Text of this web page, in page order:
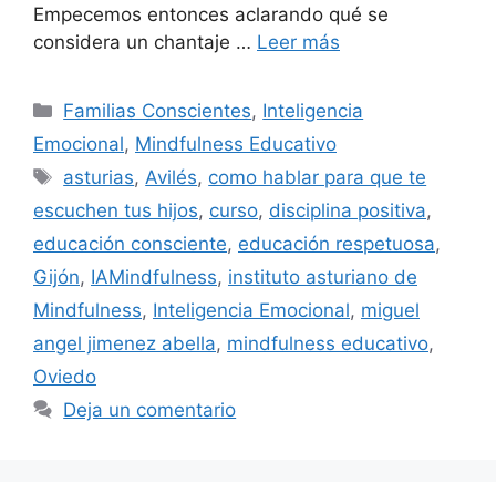
Empecemos entonces aclarando qué se
considera un chantaje … Leer más
Familias Conscientes, Inteligencia
Emocional, Mindfulness Educativo
asturias,Avilés, como hablar para que te
escuchen tus hijos, curso, disciplina positiva,
educación consciente, educación respetuosa,
Gijón, IAMindfulness, instituto asturiano de
Mindfulness, Inteligencia Emocional, miguel
angel jimenez abella, mindfulness educativo,
Oviedo
Deja un comentario